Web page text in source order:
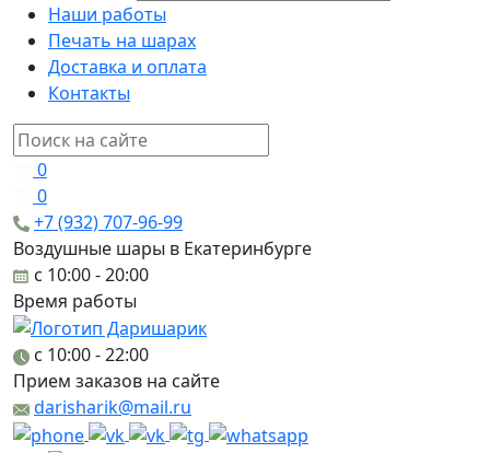
Наши работы
Печать на шарах
Доставка и оплата
Контакты
0
0
+7 (932) 707-96-99
Воздушные шары в Екатеринбурге
c 10:00 - 20:00
Время работы
c 10:00 - 22:00
Прием заказов на сайте
darisharik@mail.ru